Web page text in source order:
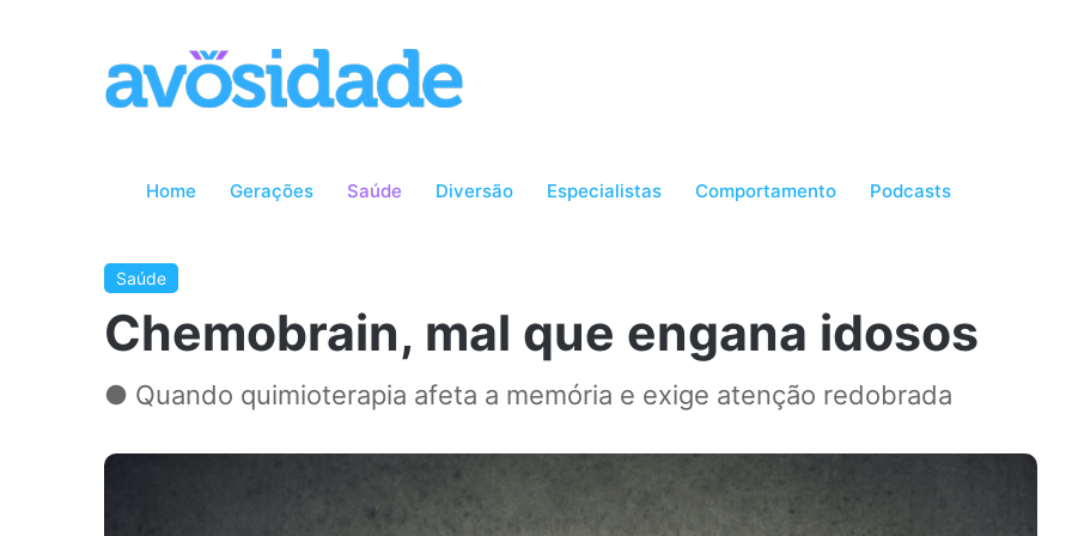
Home Gerações Saúde Diversão Especialistas Comportamento Podcasts
Saúde
Chemobrain, mal que engana idosos
● Quando quimioterapia afeta a memória e exige atenção redobrada